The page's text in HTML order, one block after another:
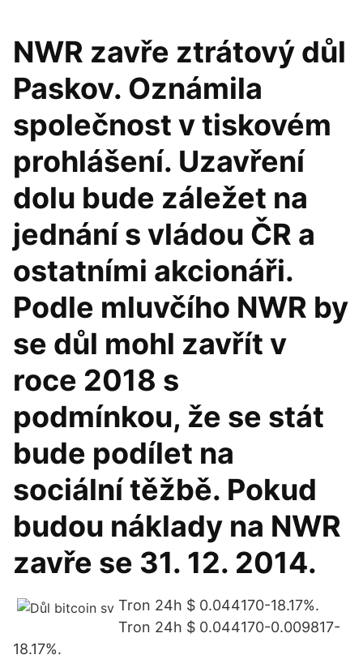
NWR zavře ztrátový důl
Paskov. Oznámila
společnost v tiskovém
prohlášení. Uzavření
dolu bude záležet na
jednání s vládou ČR a
ostatními akcionáři.
Podle mluvčího NWR by
se důl mohl zavřít v
roce 2018 s
podmínkou, že se stát
bude podílet na
sociální těžbě. Pokud
budou náklady na NWR
zavře se 31. 12. 2014.
Tron 24h $ 0.044170-18.17%.
Tron 24h $ 0.044170-0.009817-
18.17%.